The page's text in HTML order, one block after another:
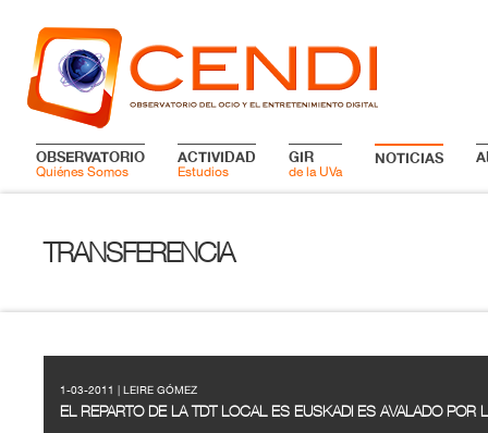
OBSERVATORIO
Quiénes Somos
ACTIVIDAD
Estudios
GIR
de la UVa
NOTICIAS
TRANSFERENCIA
1-03-2011 | LEIRE GÓMEZ
EL REPARTO DE LA TDT LOCAL ES EUSKADI ES AVALADO POR